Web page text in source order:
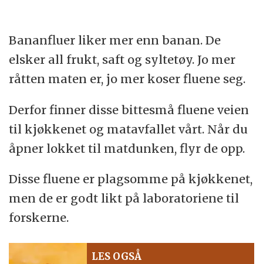
Bananfluer liker mer enn banan. De
elsker all frukt, saft og syltetøy. Jo mer
råtten maten er, jo mer koser fluene seg.
Derfor finner disse bittesmå fluene veien
til kjøkkenet og matavfallet vårt. Når du
åpner lokket til matdunken, flyr de opp.
Disse fluene er plagsomme på kjøkkenet,
men de er godt likt på laboratoriene til
forskerne.
LES OGSÅ